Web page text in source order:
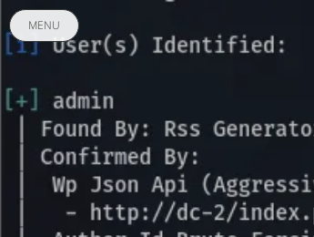
MENU